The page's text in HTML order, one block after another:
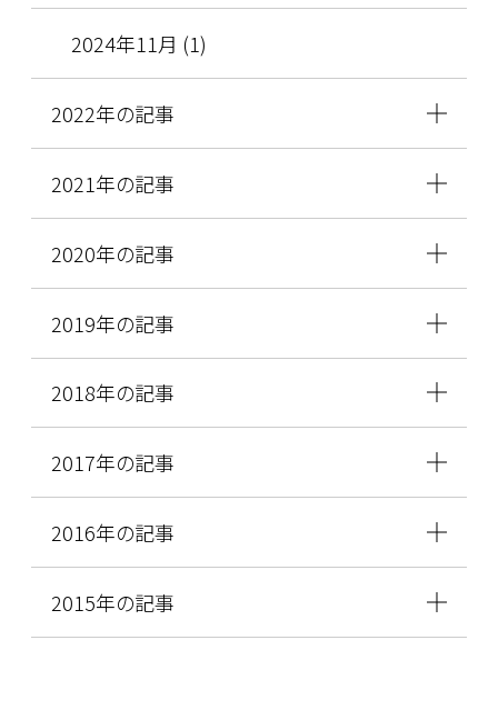
2024年11月 (1)
2022年の記事
2021年の記事
2020年の記事
2019年の記事
2018年の記事
2017年の記事
2016年の記事
2015年の記事